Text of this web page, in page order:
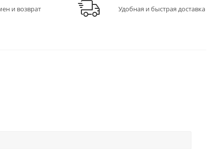
и возврат Удобная и быстрая доставка